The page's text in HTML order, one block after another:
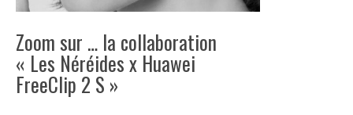
Zoom sur … la collaboration
« Les Néréides x Huawei
FreeClip 2 S »